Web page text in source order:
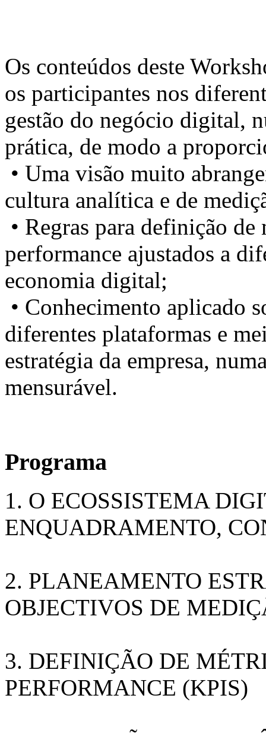
Os conteúdos deste
os participantes nos
gestão do negócio digital,
prática, de modo a
• Uma visão muito
cultura analítica e de
• Regras para definição
performance ajustados a
economia digital;
• Conhecimento aplicado
diferentes plataformas e
estratégia da empresa,
mensurável.
Programa
1. O ECOSSISTEMA
ENQUADRAMENTO,
2. PLANEAMENTO
OBJECTIVOS DE
3. DEFINIÇÃO DE
PERFORMANCE (KPIS)